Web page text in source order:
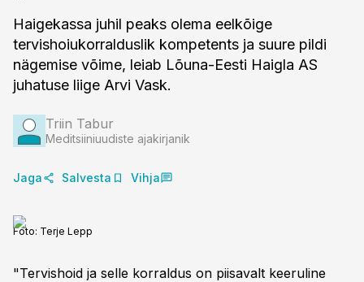
Haigekassa juhil peaks olema eelkõige
tervishoiukorralduslik kompetents ja suure pildi
nägemise võime, leiab Lõuna-Eesti Haigla AS
Triin Tabur
Meditsiiniuudiste ajakirjanik
Jaga Salvesta Vihja
Foto: Terje Lepp
"Tervishoid ja selle korraldus on piisavalt keeruline